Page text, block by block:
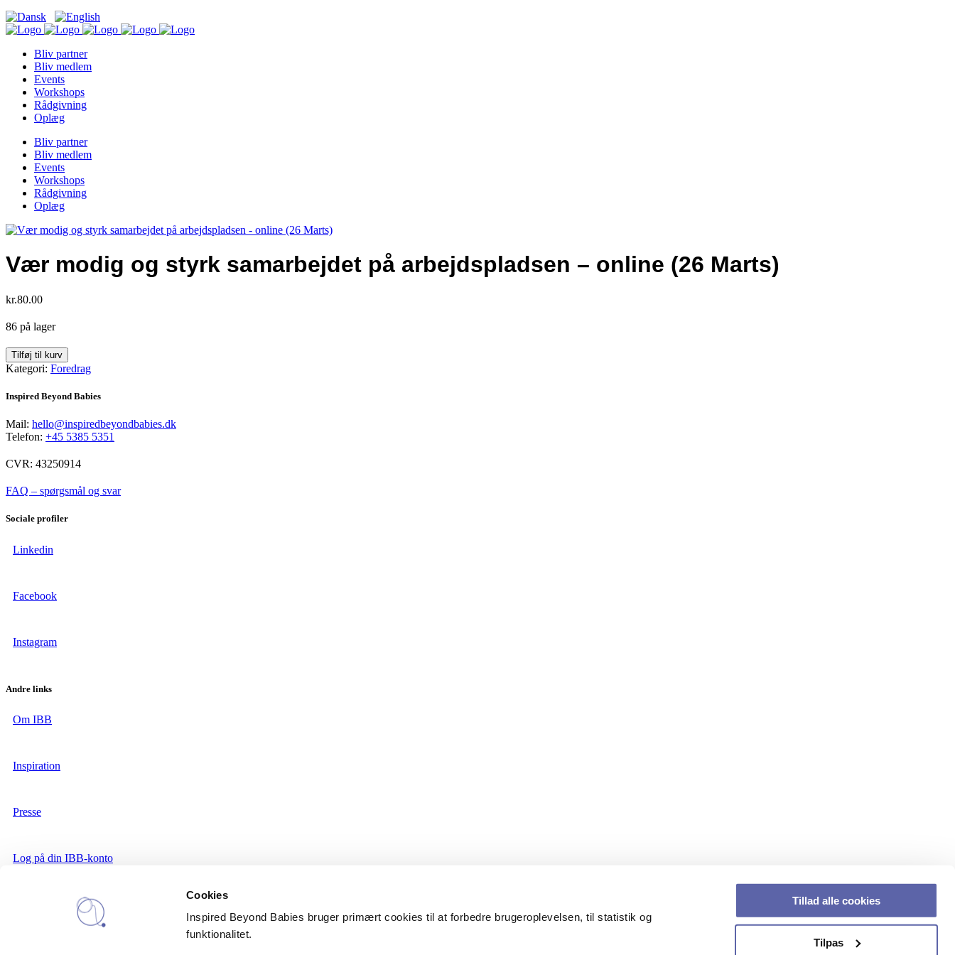
Cookies
Inspired Beyond Babies bruger primært cookies til at forbedre brugeroplevelsen, til statistik og
funktionalitet.
Tillad alle cookies
Tilpas
Bliv partner
Bliv medlem
Events
Workshops
Rådgivning
Oplæg
Bliv partner
Bliv medlem
Events
Workshops
Rådgivning
Oplæg
Vær modig og styrk samarbejdet på arbejdspladsen – online (26 Marts)
kr.80.00
86 på lager
Vær
modig
styrk
samarbejdet
arbejdspladsen
-
(26
quantity
Tilføj til kurv
Kategori: Foredrag
Inspired Beyond Babies
Mail: hello@inspiredbeyondbabies.dk
Telefon: +45 5385 5351
CVR: 43250914
FAQ – spørgsmål og svar
Sociale profiler
Linkedin
Facebook
Instagram
Andre links
Om IBB
Inspiration
Presse
Log på din IBB-konto
IBB nyhedsbrev